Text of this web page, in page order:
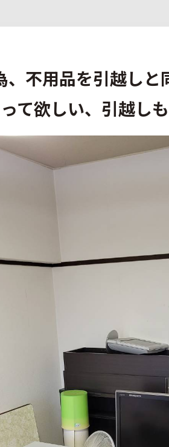
、不用品を引越し
って欲しい、引越し